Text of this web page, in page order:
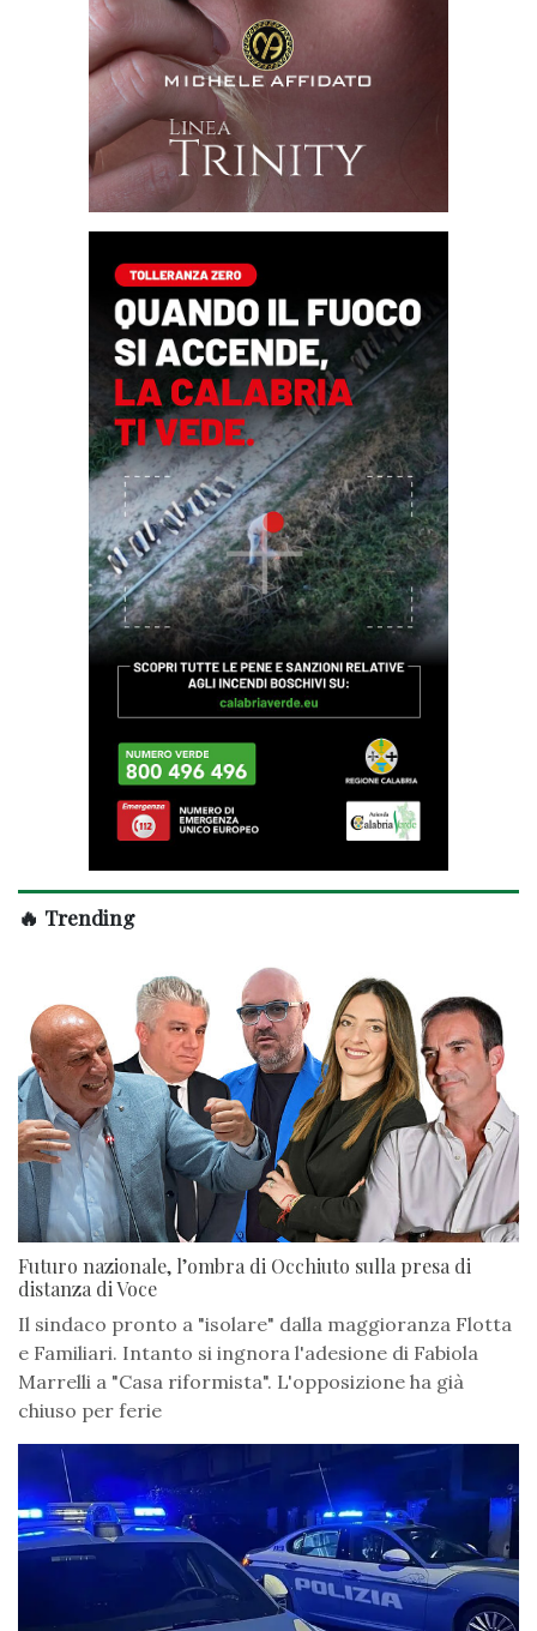
🔥 Trending
Futuro nazionale, l’ombra di Occhiuto sulla presa di
distanza di Voce
Il sindaco pronto a "isolare" dalla maggioranza Flotta
e Familiari. Intanto si ingnora l'adesione di Fabiola
Marrelli a "Casa riformista". L'opposizione ha già
chiuso per ferie